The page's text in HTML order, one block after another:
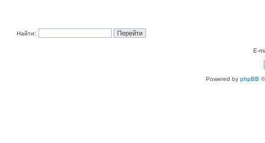
Найти:
E-
Powered by phpBB